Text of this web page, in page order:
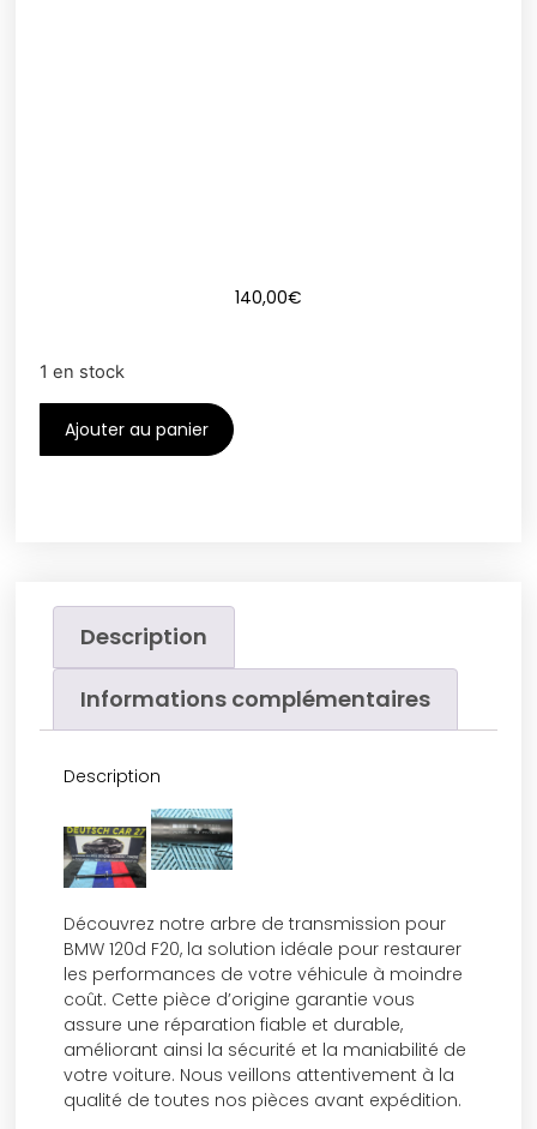
140,00€
1 en stock
Ajouter au panier
Description
Informations complémentaires
Description
Découvrez notre arbre de transmission pour
BMW 120d F20, la solution idéale pour restaurer
les performances de votre véhicule à moindre
coût. Cette pièce d’origine garantie vous
assure une réparation fiable et durable,
améliorant ainsi la sécurité et la maniabilité de
votre voiture. Nous veillons attentivement à la
qualité de toutes nos pièces avant expédition.